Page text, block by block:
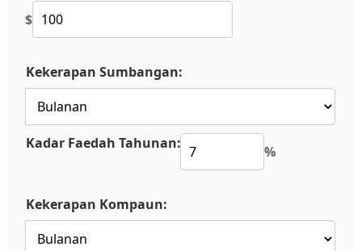
$
Kekerapan Sumbangan:
Kadar Faedah Tahunan: %
Kekerapan Kompaun: